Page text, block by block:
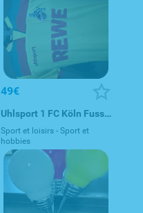
49€
Uhlsport 1 FC Köln Fussballtrikot in M ungetragen
Sport et loisirs - Sport et
hobbies